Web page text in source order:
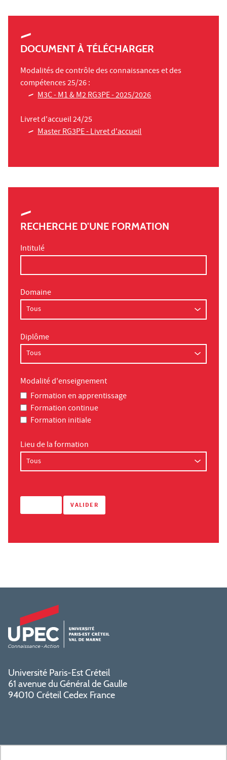
DOCUMENT À TÉLÉCHARGER
Modalités de contrôle des connaissances et des
compétences 25/26 :
M3C - M1 & M2 RG3PE - 2025/2026
Livret d'accueil 24/25
Master RG3PE - Livret d'accueil
RECHERCHE D'UNE FORMATION
Intitulé
Domaine
Diplôme
Modalité d'enseignement
Formation en apprentissage
Formation continue
Formation initiale
Lieu de la formation
Université Paris-Est Créteil
61 avenue du Général de Gaulle
94010 Créteil Cedex France